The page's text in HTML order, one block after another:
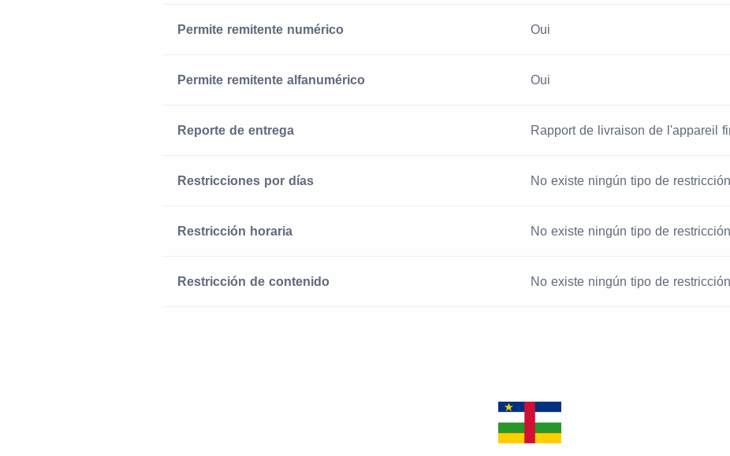
Permite remitente numérico Oui
Permite remitente alfanumérico Oui
Reporte de entrega Rapport de livraison de l'appareil
Restricciones por días No existe ningún tipo de restricción
Restricción horaria No existe ningún tipo de restricción
Restricción de contenido No existe ningún tipo de restricción